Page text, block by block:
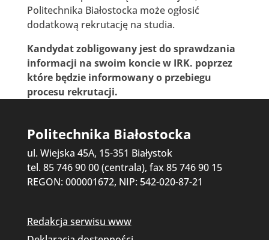
Politechnika Białostocka może ogłosić
dodatkową rekrutację na studia.
Kandydat zobligowany jest do sprawdzania
informacji na swoim koncie w IRK. poprzez
które będzie informowany o przebiegu
procesu rekrutacji.
Politechnika Białostocka
ul. Wiejska 45A, 15-351 Białystok
tel. 85 746 90 00 (centrala), fax 85 746 90 15
REGON: 000001672, NIP: 542-020-87-21
Redakcja serwisu www